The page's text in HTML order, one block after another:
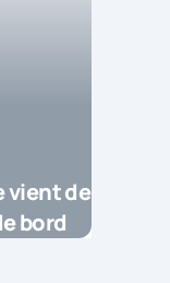
vient de
bord